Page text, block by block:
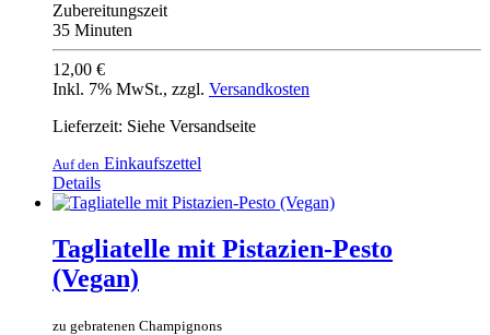
Zubereitungszeit
35 Minuten
12,00 €
Inkl. 7% MwSt., zzgl. Versandkosten
Lieferzeit: Siehe Versandseite
Auf den Einkaufszettel
Details
Tagliatelle mit Pistazien-Pesto
(Vegan)
zu gebratenen Champignons